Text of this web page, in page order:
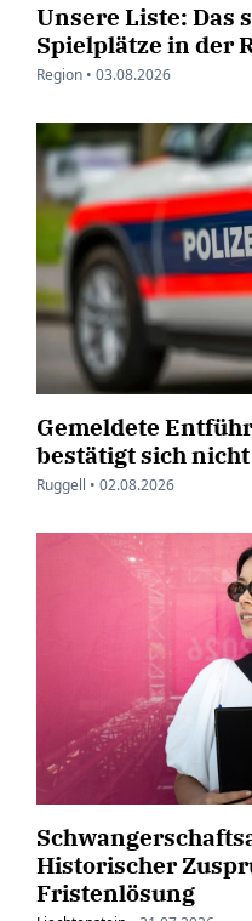
Unsere Liste: Das
Spielplätze in der
Region • 03.08.2026
Gemeldete
bestätigt sich nicht
Ruggell • 02.08.2026
Historischer
Fristenlösung